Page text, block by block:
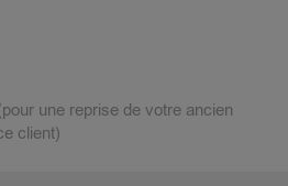
une reprise de votre ancien
client)